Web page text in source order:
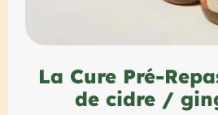
La Cure Pré-
de cidre /